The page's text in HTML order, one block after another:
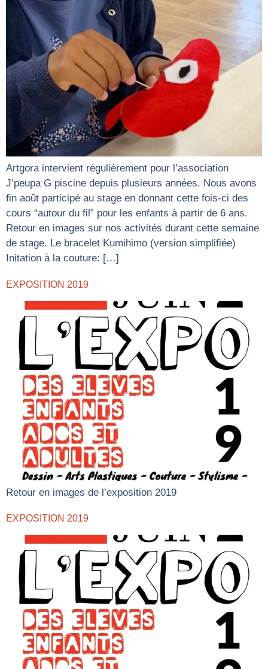
Artgora intervient régulièrement pour l’association
J’peupa G piscine depuis plusieurs années. Nous avons
fin août participé au stage en donnant cette fois-ci des
cours “autour du fil” pour les enfants à partir de 6 ans.
Retour en images sur nos activités durant cette semaine
de stage. Le bracelet Kumihimo (version simplifiée)
Initation à la couture: […]
EXPOSITION 2019
Retour en images de l’exposition 2019
EXPOSITION 2019